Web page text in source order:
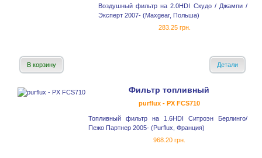
Воздушный фильтр на 2.0HDI Скудо / Джампи /
Эксперт 2007- (Maxgear, Польша)
283.25 грн.
В корзину Детали
Фильтр топливный
purflux - PX FCS710
Топливный фильтр на 1.6HDI Ситроэн Берлинго/
Пежо Партнер 2005- (Purflux, Франция)
968.20 грн.